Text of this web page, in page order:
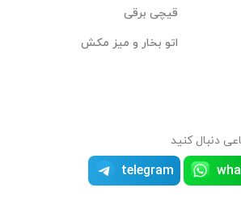
قیچی برقی
اتو بخار و میز مکش
دنبال کنید
telegram